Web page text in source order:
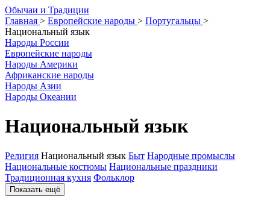
Обычаи и Традиции
Главная > Европейские народы > Португальцы >
Национальный язык
Народы России
Европейские народы
Народы Америки
Африканские народы
Народы Азии
Народы Океании
Национальный язык
Религия Национальный язык Быт Народные промыслы
Национальные костюмы Национальные праздники
Традиционная кухня Фольклор
Показать ещё